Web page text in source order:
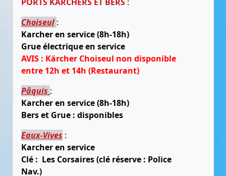
Choiseul :
Karcher en service (8h-18h)
Grue électrique en service
AVIS : Kärcher Choiseul non disponible
entre 12h et 14h (Restaurant)
Pâquis :
Karcher en service (8h-18h)
Bers et Grue : disponibles
Eaux-Vives :
Karcher en service
Clé : Les Corsaires (clé réserve : Police
Nav.)